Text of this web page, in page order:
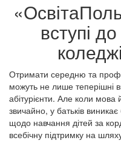
вступі
Отримати середню та
можуть не лише теперішні
абітурієнти. Але коли
звичайно, у батьків
щодо навчання дітей за
всебічну підтримку на